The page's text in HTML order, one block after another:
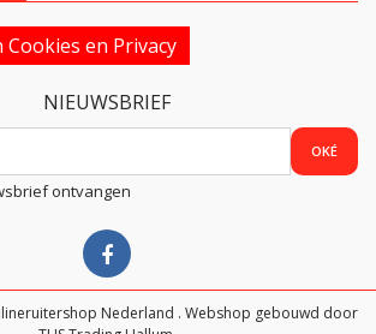
en Privacy
NIEUWSBRIEF
ontvangen
Nederland . Webshop gebouwd door